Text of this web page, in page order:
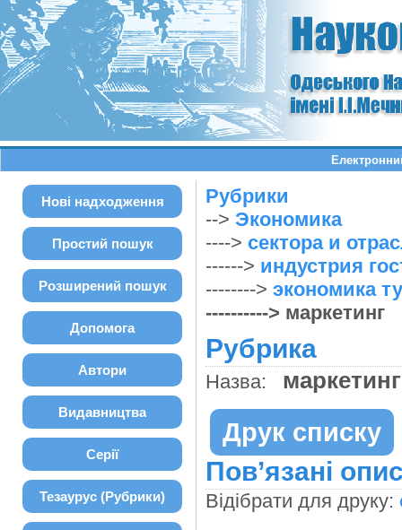
Нові надходження
Простий пошук
Розширений пошук
Допомога
Автори
Видавництва
Серії
Тезаурус (Рубрики)
Рубрики
--> Экономика
----> сектора и
------> индустрия
--------> экономика
----------> маркетинг
Рубрика
Назва:
Друк списку
Пов’язані
Відібрати для друку: